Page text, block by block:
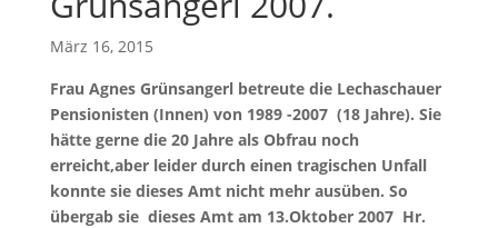
März 16, 2015
Frau Agnes Grünsangerl betreute die Lechaschauer
Pensionisten (Innen) von 1989 -2007 (18 Jahre). Sie
hätte gerne die 20 Jahre als Obfrau noch
erreicht,aber leider durch einen tragischen Unfall
konnte sie dieses Amt nicht mehr ausüben. So
übergab sie dieses Amt am 13.Oktober 2007 Hr.